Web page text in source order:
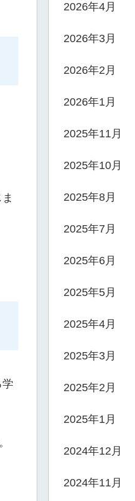
2026年4月
2026年3月
2026年2月
2026年1月
2025年11月
2025年10月
2025年8月
2025年7月
2025年6月
2025年5月
2025年4月
2025年3月
2025年2月
2025年1月
2024年12月
2024年11月